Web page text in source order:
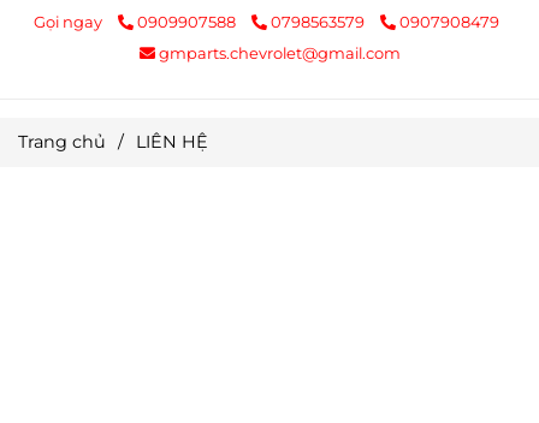
Gọi ngay 0909907588 0798563579
0907908479
gmparts.chevrolet@gmail.com
Trang chủ / LIÊN HỆ